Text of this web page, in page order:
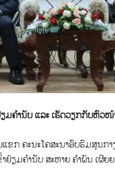
ຄຳນັບ ແລະ ເຮັດວຽກກັບຫົວໜ້
ກ ຄະນະໂຄສະນາອົບຮົມສູນກ
ຢ້ຽມຄຳນັບ ສະຫາຍ ຄຳພັນ ເຜີ